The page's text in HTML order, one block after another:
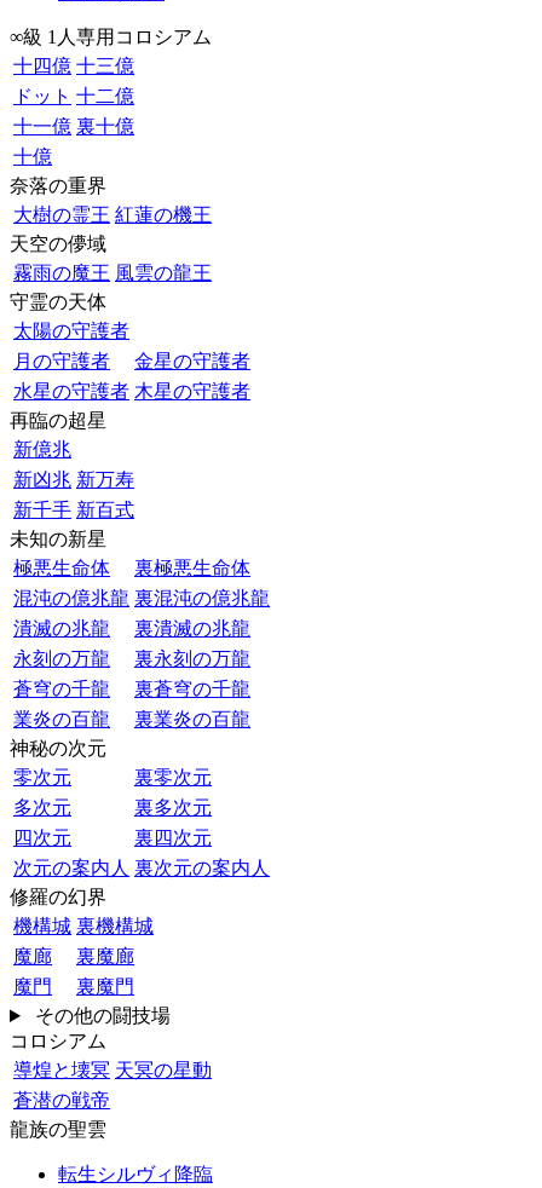
∞級 1人専用コロシアム
十四億 十三億
ドット 十二億
十一億 裏十億
十億
奈落の重界
大樹の霊王 紅蓮の機王
天空の儚域
霧雨の魔王 風雲の龍王
守霊の天体
太陽の守護者
月の守護者
金星の守護者
水星の守護者 木星の守護者
再臨の超星
新億兆
新凶兆 新万寿
新千手 新百式
未知の新星
極悪生命体
裏極悪生命体
混沌の億兆龍 裏混沌の億兆龍
潰滅の兆龍
裏潰滅の兆龍
永刻の万龍
裏永刻の万龍
蒼穹の千龍
裏蒼穹の千龍
業炎の百龍
裏業炎の百龍
神秘の次元
零次元
裏零次元
多次元
裏多次元
四次元
裏四次元
次元の案内人 裏次元の案内人
修羅の幻界
機構城 裏機構城
魔廊
裏魔廊
魔門
裏魔門
その他の闘技場
コロシアム
導煌と壊冥 天冥の星動
蒼潜の戦帝
龍族の聖雲
転生シルヴィ降臨